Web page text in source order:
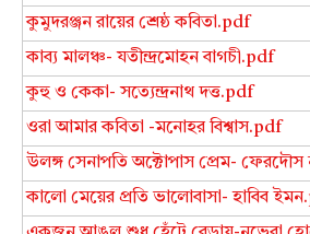
কুমুদরঞ্জন রায়ের শ্রেষ্ঠ কবিতা.pdf
কাব্য মালঞ্চ- যতীন্দ্রমোহন বাগচী.pdf
কুহু ও কেকা- সত্যেন্দ্রনাথ দত্ত.pdf
ওরা আমার কবিতা -মনোহর বিশ্বাস.pdf
উলঙ্গ সেনাপতি অক্টোপাস প্রেম- ফেরদৌস
কালো মেয়ের প্রতি ভালোবাসা- হাবিব